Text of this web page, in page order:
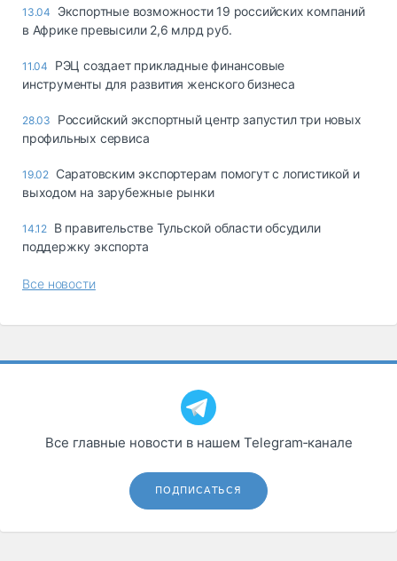
13.04
Экспортные возможности 19 российских компаний
в Африке превысили 2,6 млрд руб.
11.04
РЭЦ создает прикладные финансовые
инструменты для развития женского бизнеса
28.03
Российский экспортный центр запустил три новых
профильных сервиса
19.02 Саратовским экспортерам помогут с логистикой и
выходом на зарубежные рынки
14.12 В правительстве Тульской области обсудили
поддержку экспорта
Все новости
Все главные новости в нашем Telegram‑канале
ПОДПИСАТЬСЯ